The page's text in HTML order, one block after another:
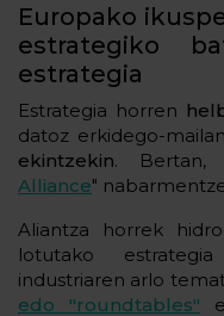
Europako
estrategiko
estrategia
Estrategia horren
datoz erkidego-
ekintzekin. Bertan,
Alliance"
Aliantza horrek
lotutako
industriaren arlo
edo "roundtables"